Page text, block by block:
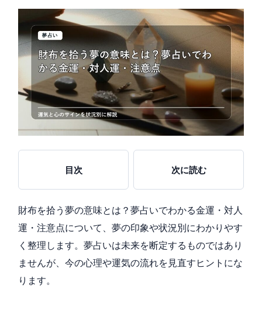
目次 次に読む
財布を拾う夢の意味とは？夢占いでわかる金運・対人
運・注意点について、夢の印象や状況別にわかりやす
く整理します。夢占いは未来を断定するものではあり
ませんが、今の心理や運気の流れを見直すヒントにな
ります。